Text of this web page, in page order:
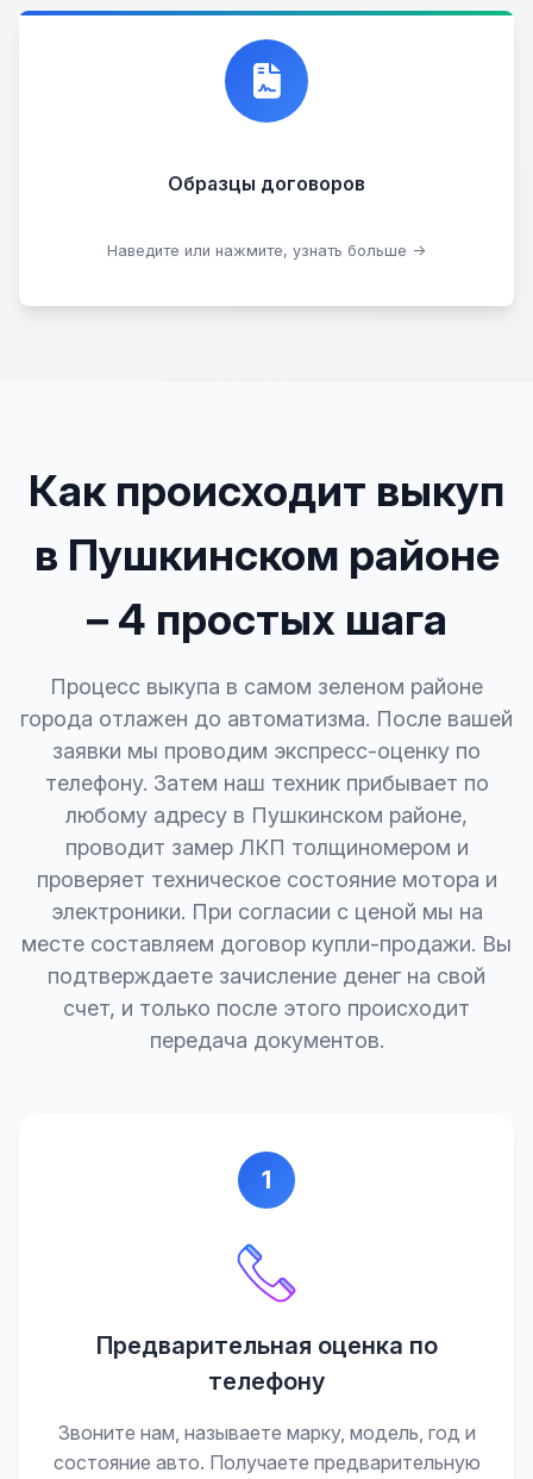
Образцы договоров
Наведите или нажмите, узнать больше →
Договор купли-продажи
Скачать образцы
Как происходит выкуп
в Пушкинском районе
– 4 простых шага
Процесс выкупа в самом зеленом районе
города отлажен до автоматизма. После вашей
заявки мы проводим экспресс-оценку по
телефону. Затем наш техник прибывает по
любому адресу в Пушкинском районе,
проводит замер ЛКП толщиномером и
проверяет техническое состояние мотора и
электроники. При согласии с ценой мы на
месте составляем договор купли-продажи. Вы
подтверждаете зачисление денег на свой
счет, и только после этого происходит
передача документов.
1
Предварительная оценка по
телефону
Звоните нам, называете марку, модель, год и
состояние авто. Получаете предварительную